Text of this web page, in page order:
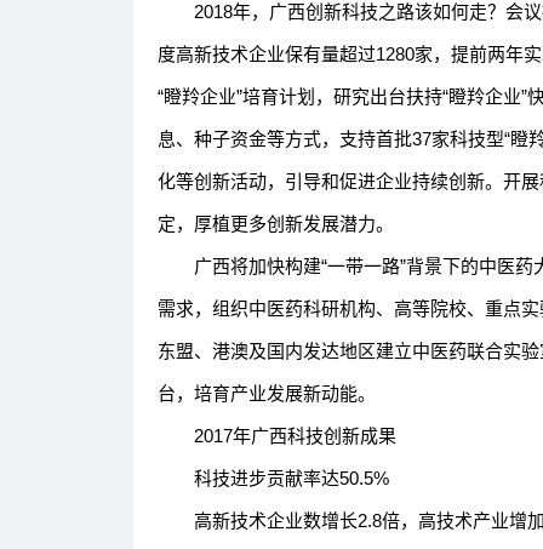
2018年，广西创新科技之路该如何走？会议
度高新技术企业保有量超过1280家，提前两年
“瞪羚企业”培育计划，研究出台扶持“瞪羚企业
息、种子资金等方式，支持首批37家科技型“瞪
化等创新活动，引导和促进企业持续创新。开
定，厚植更多创新发展潜力。
广西将加快构建“一带一路”背景下的中医药
需求，组织中医药科研机构、高等院校、重点
东盟、港澳及国内发达地区建立中医药联合实
台，培育产业发展新动能。
2017年广西科技创新成果
科技进步贡献率达50.5%
高新技术企业数增长2.8倍，高技术产业增